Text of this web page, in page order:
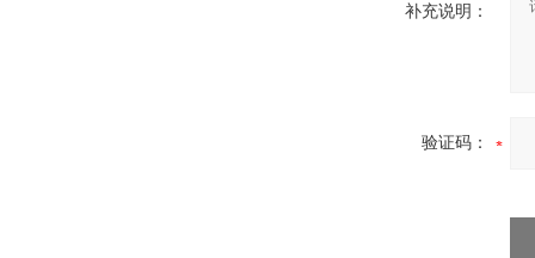
补充说明：
验证码：